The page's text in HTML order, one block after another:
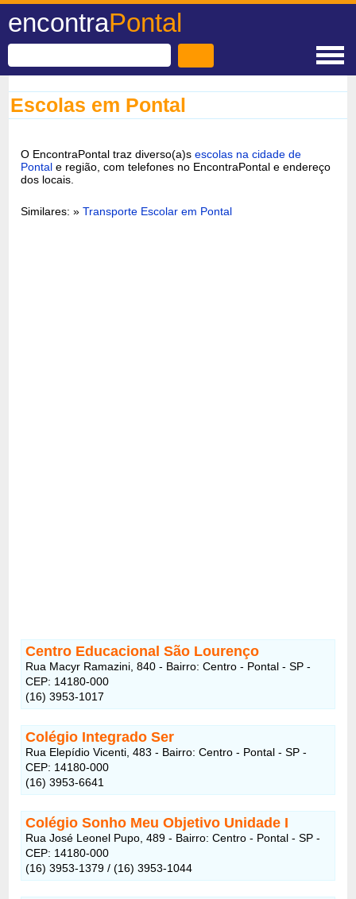
encontraPontal
Escolas em Pontal
O EncontraPontal traz diverso(a)sescolas na cidade de
Pontal e região, com telefones no EncontraPontal e endereço
dos locais.
Similares: »Transporte Escolar em Pontal
Centro Educacional São Lourenço
Rua Macyr Ramazini, 840 - Bairro: Centro - Pontal - SP -
CEP: 14180-000
(16) 3953-1017
Colégio Integrado Ser
Rua Elepídio Vicenti, 483 - Bairro: Centro - Pontal - SP -
CEP: 14180-000
(16) 3953-6641
Colégio Sonho Meu Objetivo Unidade I
Rua José Leonel Pupo, 489 - Bairro: Centro - Pontal - SP -
CEP: 14180-000
(16) 3953-1379 / (16) 3953-1044